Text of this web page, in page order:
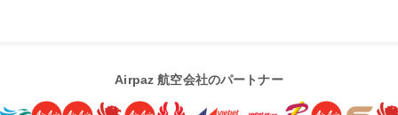
Airpaz 航空会社のパートナー